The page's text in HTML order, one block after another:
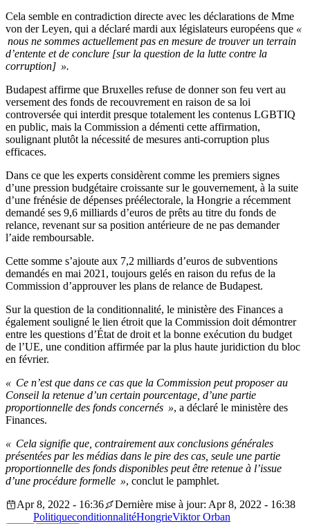
Cela semble en contradiction directe avec les déclarations de Mme
von der Leyen, qui a déclaré mardi aux législateurs européens que «
nous ne sommes actuellement pas en mesure de trouver un terrain
d’entente et de conclure [sur la question de la lutte contre la
corruption] ».
Budapest affirme que Bruxelles refuse de donner son feu vert au
versement des fonds de recouvrement en raison de sa loi
controversée qui interdit presque totalement les contenus LGBTIQ
en public, mais la Commission a démenti cette affirmation,
soulignant plutôt la nécessité de mesures anti-corruption plus
efficaces.
Dans ce que les experts considèrent comme les premiers signes
d’une pression budgétaire croissante sur le gouvernement, à la suite
d’une frénésie de dépenses préélectorale, la Hongrie a récemment
demandé ses 9,6 milliards d’euros de prêts au titre du fonds de
relance, revenant sur sa position antérieure de ne pas demander
l’aide remboursable.
Cette somme s’ajoute aux 7,2 milliards d’euros de subventions
demandés en mai 2021, toujours gelés en raison du refus de la
Commission d’approuver les plans de relance de Budapest.
Sur la question de la conditionnalité, le ministère des Finances a
également souligné le lien étroit que la Commission doit démontrer
entre les questions d’État de droit et la bonne exécution du budget
de l’UE, une condition affirmée par la plus haute juridiction du bloc
en février.
« Ce n’est que dans ce cas que la Commission peut proposer au
Conseil la retenue d’un certain pourcentage, d’une partie
proportionnelle des fonds concernés », a déclaré le ministère des
Finances.
« Cela signifie que, contrairement aux conclusions générales
présentées par les médias dans le pire des cas, seule une partie
proportionnelle des fonds disponibles peut être retenue à l’issue
d’une procédure formelle », conclut le pamphlet.
Apr 8, 2022 - 16:36
Dernière mise à jour: Apr 8, 2022 - 16:38
PolitiqueconditionnalitéHongrieViktor Orban